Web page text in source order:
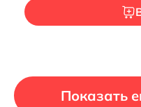
Показать